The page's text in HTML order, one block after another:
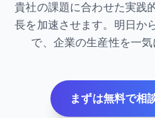
貴社の課題に合わせた実践
長を加速させます。 明日か
で、企業の生産性を一気
まずは無料で相